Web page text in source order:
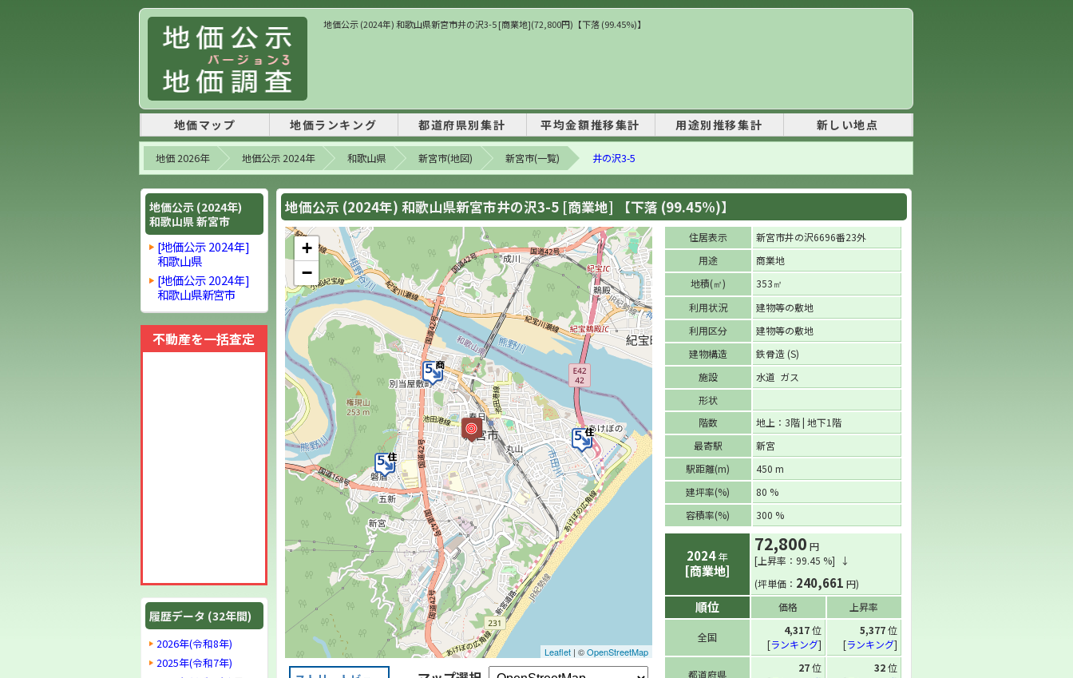
地価公示 (2024年) 和歌山県新宮市井の沢3-5 [商業地](72,800円)【下落 (99.45%)】
地価マップ 地価ランキング 都道府県別集計 平均金額推移集計 用途別推移集計 新しい地点
地価 2026年 地価公示 2024年 和歌山県 新宮市(地図) 新宮市(一覧) 井の沢3-5
地価公示 (2024年) 和歌山県新宮市井の沢3-5 [商業地] 【下落 (99.45%)】
+
−
Leaflet| ©OpenStreetMap
住居表示
新宮市井の沢6696番23外
用途
商業地
地積(㎡) 353 ㎡
利用状況
建物等の敷地
利用区分
建物等の敷地
建物構造
鉄骨造 (S)
施設
水道 ガス
形状
階数
地上：3階 | 地下1階
最寄駅
新宮
駅距離(m)
450 m
建坪率(%)
80 %
容積率(%)
300 %
2024年
[商業地]
72,800 円
[上昇率：99.45 %] ↓
(坪単価： 240,661 円)
順位 価格 上昇率
全国
4,317位
[ランキング]
5,377位
[ランキング]
都道府県
27位
32位
地価公示 (2024年)
和歌山県 新宮市
[地価公示 2024年]
和歌山県
[地価公示 2024年]
和歌山県新宮市
不動産を一括査定
履歴データ (32年間)
2026年(令和8年)
2025年(令和7年)